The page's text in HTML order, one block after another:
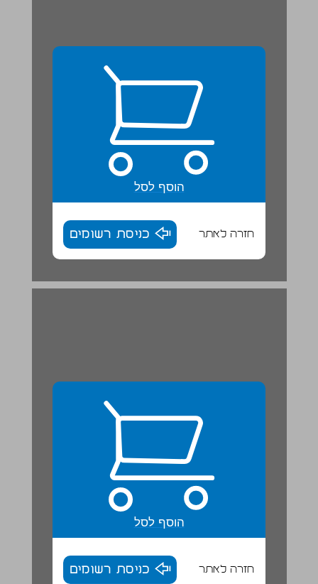
הוסף לסל
חזרה לאתר כניסת רשומים
סִפּוּרָה שֶׁל חוֹקֶרֶת ... 28
הוסף לסל
חזרה לאתר כניסת רשומים